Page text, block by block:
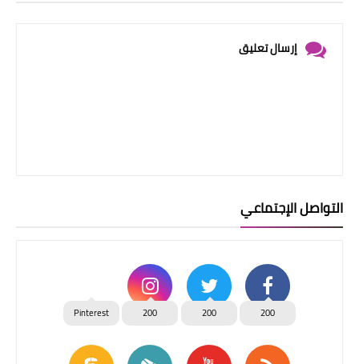
إرسال تعليق
التواصل الإجتماعي
200
200
200
Pinterest